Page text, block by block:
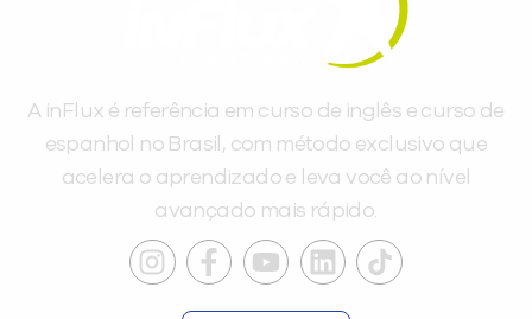
A inFlux é referência em curso de inglês e curso de
espanhol no Brasil, com método exclusivo que
acelera o aprendizado e leva você ao nível
avançado mais rápido.